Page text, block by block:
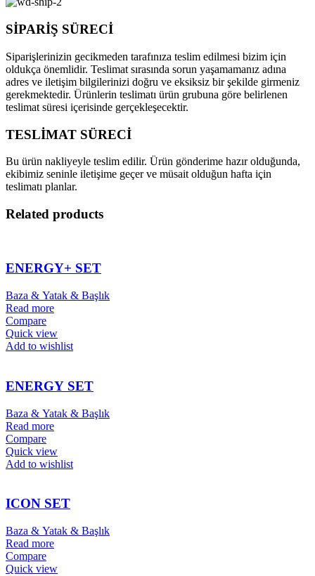
SİPARİŞ SÜRECİ
Siparişlerinizin gecikmeden tarafınıza teslim edilmesi bizim için
oldukça önemlidir. Teslimat sırasında sorun yaşamamanız adına
adres ve iletişim bilgilerinizi doğru ve eksiksiz bir şekilde girmeniz
gerekmektedir. Ürünlerin teslimatı ürün grubuna göre belirlenen
teslimat süresi içerisinde gerçekleşecektir.
TESLİMAT SÜRECİ
Bu ürün nakliyeyle teslim edilir. Ürün gönderime hazır olduğunda,
ekibimiz seninle iletişime geçer ve müsait olduğun hafta için
teslimatı planlar.
Related products
ENERGY+ SET
Baza & Yatak & Başlık
Read more
Compare
Quick view
Add to wishlist
ENERGY SET
Baza & Yatak & Başlık
Read more
Compare
Quick view
Add to wishlist
ICON SET
Baza & Yatak & Başlık
Read more
Compare
Quick view